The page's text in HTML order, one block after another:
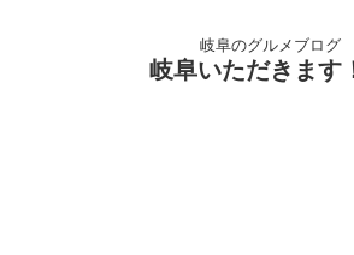
岐阜のグルメブログ
岐阜いただきます